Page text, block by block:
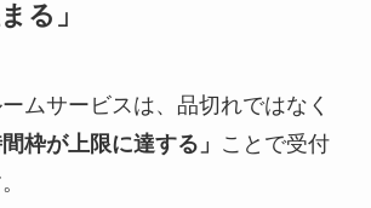
る」
ムサービスは、品切れではなく
枠が上限に達する」 ことで受付